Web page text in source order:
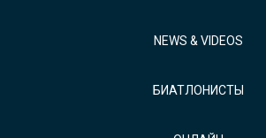
NEWS & VIDEOS
БИАТЛОНИСТЫ